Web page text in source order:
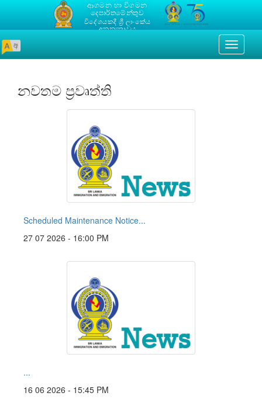
ආගමන හා විගමන
දෙපාර්තමේන්තුව
විදේශයකදී ශ්‍රී ලාංකේය
අනන්‍යතාවය
Toggle
නවතම ප්‍රවෘත්ති
Scheduled Maintenance Notice...
27 07 2026 - 16:00 PM
...
16 06 2026 - 15:45 PM